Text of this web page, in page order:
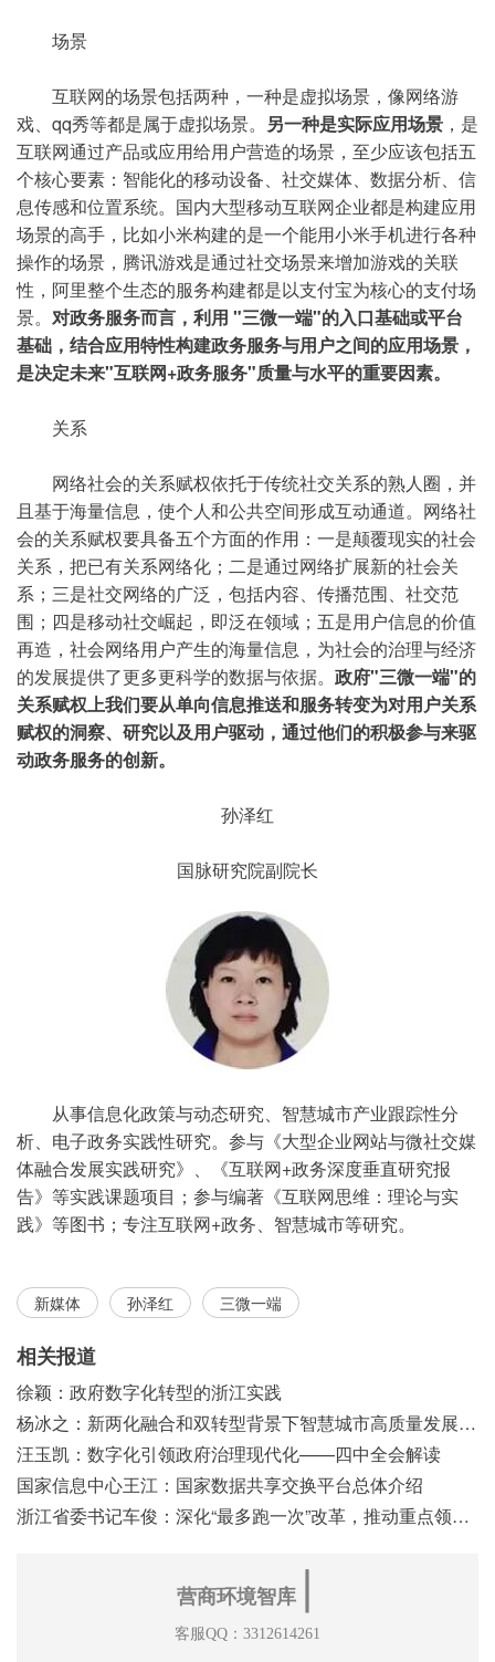
场景
互联网的场景包括两种，一种是虚拟场景，像网络游
戏、qq秀等都是属于虚拟场景。 另一种是实际应用场景 ，是
互联网通过产品或应用给用户营造的场景，至少应该包括五
个核心要素：智能化的移动设备、社交媒体、数据分析、信
息传感和位置系统。国内大型移动互联网企业都是构建应用
场景的高手，比如小米构建的是一个能用小米手机进行各种
操作的场景，腾讯游戏是通过社交场景来增加游戏的关联
性，阿里整个生态的服务构建都是以支付宝为核心的支付场
景。 对政务服务而言，利用 "三微一端"的入口基础或平台
基础，结合应用特性构建政务服务与用户之间的应用场景，
是决定未来"互联网+政务服务"质量与水平的重要因素。
关系
网络社会的关系赋权依托于传统社交关系的熟人圈，并
且基于海量信息，使个人和公共空间形成互动通道。网络社
会的关系赋权要具备五个方面的作用：一是颠覆现实的社会
关系，把已有关系网络化；二是通过网络扩展新的社会关
系；三是社交网络的广泛，包括内容、传播范围、社交范
围；四是移动社交崛起，即泛在领域；五是用户信息的价值
再造，社会网络用户产生的海量信息，为社会的治理与经济
的发展提供了更多更科学的数据与依据。 政府"三微一端"的
关系赋权上我们要从单向信息推送和服务转变为对用户关系
赋权的洞察、研究以及用户驱动，通过他们的积极参与来驱
动政务服务的创新。
孙泽红
国脉研究院副院长
从事信息化政策与动态研究、智慧城市产业跟踪性分
析、电子政务实践性研究。参与《大型企业网站与微社交媒
体融合发展实践研究》、《互联网+政务深度垂直研究报
告》等实践课题项目；参与编著《互联网思维：理论与实
践》等图书；专注互联网+政务、智慧城市等研究。
新媒体 孙泽红 三微一端
相关报道
徐颖：政府数字化转型的浙江实践
杨冰之：新两化融合和双转型背景下智慧城市高质量发展之浅见
汪玉凯：数字化引领政府治理现代化——四中全会解读
国家信息中心王江：国家数据共享交换平台总体介绍
浙江省委书记车俊：深化“最多跑一次”改革，推动重点领域改革
营商环境智库
客服QQ：3312614261